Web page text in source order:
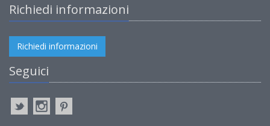
Richiedi informazioni
Richiedi informazioni
Seguici